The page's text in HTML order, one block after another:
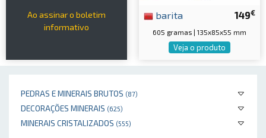
PEDRAS E MINERAIS BRUTOS (87)
DECORAÇÕES MINERAIS (625)
MINERAIS CRISTALIZADOS (555)
Ao assinar o boletim
informativo
149€
barita
605 gramas | 135x85x55 mm
Veja o produto